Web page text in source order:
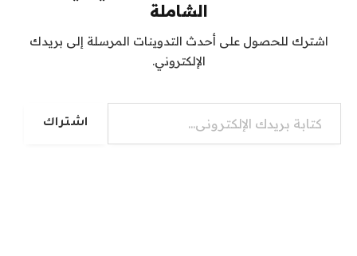
الشاملة
اشترك للحصول على أحدث التدوينات المرسلة إلى بريدك
الإلكتروني.
كتابة بريدك الإلكتروني...
اشتراك